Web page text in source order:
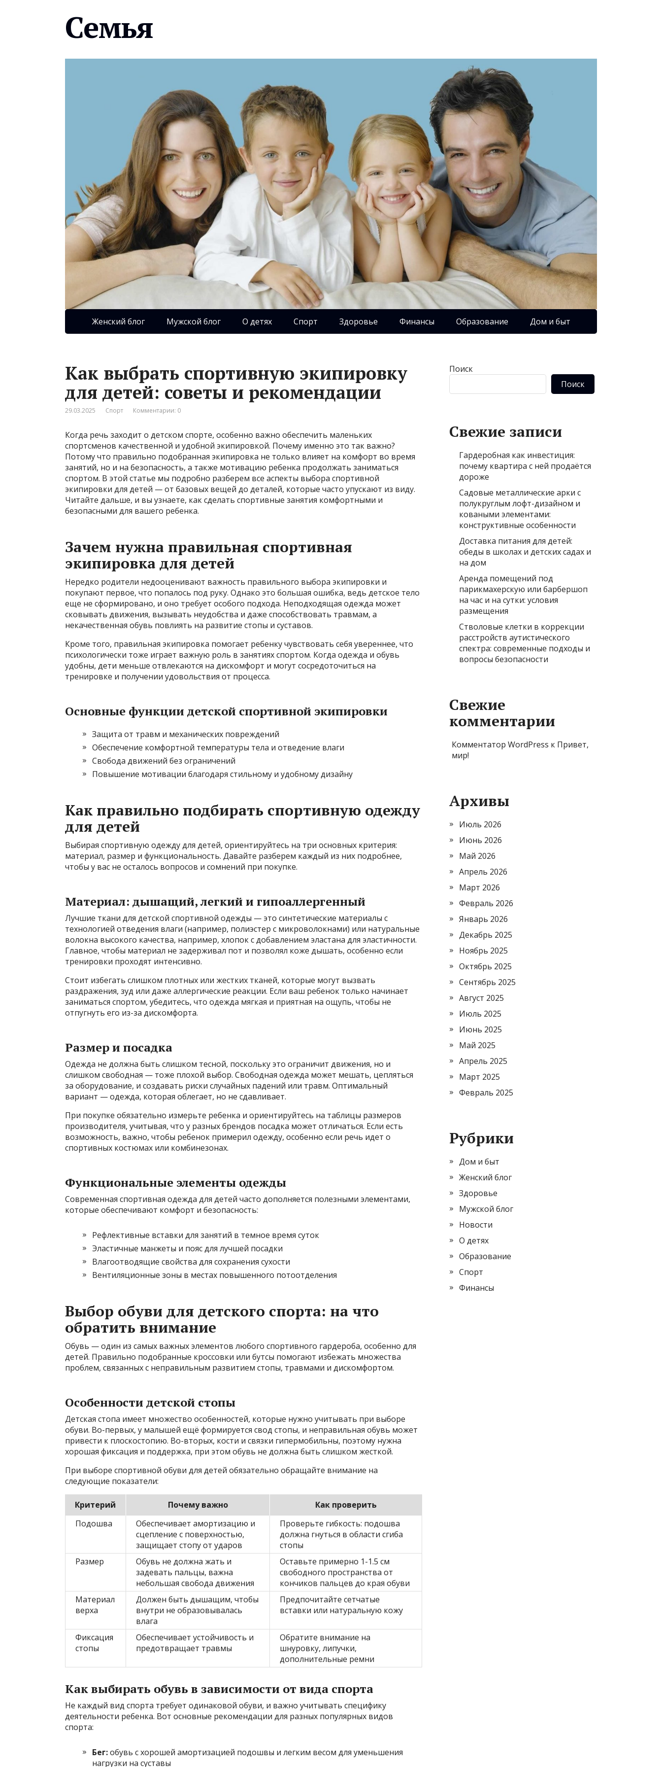
Семья
Женский блог Мужской блог О детях Спорт Здоровье Финансы Образование Дом и быт
Как выбрать спортивную экипировку
для детей: советы и рекомендации
29.03.2025 Спорт Комментарии: 0
Когда речь заходит о детском спорте, особенно важно обеспечить маленьких
спортсменов качественной и удобной экипировкой. Почему именно это так важно?
Потому что правильно подобранная экипировка не только влияет на комфорт во время
занятий, но и на безопасность, а также мотивацию ребенка продолжать заниматься
спортом. В этой статье мы подробно разберем все аспекты выбора спортивной
экипировки для детей — от базовых вещей до деталей, которые часто упускают из виду.
Читайте дальше, и вы узнаете, как сделать спортивные занятия комфортными и
безопасными для вашего ребенка.
Зачем нужна правильная спортивная
экипировка для детей
Нередко родители недооценивают важность правильного выбора экипировки и
покупают первое, что попалось под руку. Однако это большая ошибка, ведь детское тело
еще не сформировано, и оно требует особого подхода. Неподходящая одежда может
сковывать движения, вызывать неудобства и даже способствовать травмам, а
некачественная обувь повлиять на развитие стопы и суставов.
Кроме того, правильная экипировка помогает ребенку чувствовать себя увереннее, что
психологически тоже играет важную роль в занятиях спортом. Когда одежда и обувь
удобны, дети меньше отвлекаются на дискомфорт и могут сосредоточиться на
тренировке и получении удовольствия от процесса.
Основные функции детской спортивной экипировки
Защита от травм и механических повреждений
Обеспечение комфортной температуры тела и отведение влаги
Свобода движений без ограничений
Повышение мотивации благодаря стильному и удобному дизайну
Как правильно подбирать спортивную одежду
для детей
Выбирая спортивную одежду для детей, ориентируйтесь на три основных критерия:
материал, размер и функциональность. Давайте разберем каждый из них подробнее,
чтобы у вас не осталось вопросов и сомнений при покупке.
Материал: дышащий, легкий и гипоаллергенный
Лучшие ткани для детской спортивной одежды — это синтетические материалы с
технологией отведения влаги (например, полиэстер с микроволокнами) или натуральные
волокна высокого качества, например, хлопок с добавлением эластана для эластичности.
Главное, чтобы материал не задерживал пот и позволял коже дышать, особенно если
тренировки проходят интенсивно.
Стоит избегать слишком плотных или жестких тканей, которые могут вызвать
раздражения, зуд или даже аллергические реакции. Если ваш ребенок только начинает
заниматься спортом, убедитесь, что одежда мягкая и приятная на ощупь, чтобы не
отпугнуть его из-за дискомфорта.
Размер и посадка
Одежда не должна быть слишком тесной, поскольку это ограничит движения, но и
слишком свободная — тоже плохой выбор. Свободная одежда может мешать, цепляться
за оборудование, и создавать риски случайных падений или травм. Оптимальный
вариант — одежда, которая облегает, но не сдавливает.
При покупке обязательно измерьте ребенка и ориентируйтесь на таблицы размеров
производителя, учитывая, что у разных брендов посадка может отличаться. Если есть
возможность, важно, чтобы ребенок примерил одежду, особенно если речь идет о
спортивных костюмах или комбинезонах.
Функциональные элементы одежды
Современная спортивная одежда для детей часто дополняется полезными элементами,
которые обеспечивают комфорт и безопасность:
Рефлективные вставки для занятий в темное время суток
Эластичные манжеты и пояс для лучшей посадки
Влагоотводящие свойства для сохранения сухости
Вентиляционные зоны в местах повышенного потоотделения
Выбор обуви для детского спорта: на что
обратить внимание
Обувь — один из самых важных элементов любого спортивного гардероба, особенно для
детей. Правильно подобранные кроссовки или бутсы помогают избежать множества
проблем, связанных с неправильным развитием стопы, травмами и дискомфортом.
Особенности детской стопы
Детская стопа имеет множество особенностей, которые нужно учитывать при выборе
обуви. Во-первых, у малышей ещё формируется свод стопы, и неправильная обувь может
привести к плоскостопию. Во-вторых, кости и связки гипермобильны, поэтому нужна
хорошая фиксация и поддержка, при этом обувь не должна быть слишком жесткой.
При выборе спортивной обуви для детей обязательно обращайте внимание на
следующие показатели:
Критерий Почему важно
Как проверить
Подошва
Обеспечивает амортизацию и
сцепление с поверхностью,
защищает стопу от ударов
Проверьте гибкость: подошва
должна гнуться в области сгиба
стопы
Размер
Обувь не должна жать и
задевать пальцы, важна
небольшая свобода движения
Оставьте примерно 1-1.5 см
свободного пространства от
кончиков пальцев до края обуви
Материал
верха
Должен быть дышащим, чтобы
внутри не образовывалась
влага
Предпочитайте сетчатые
вставки или натуральную кожу
Фиксация
стопы
Обеспечивает устойчивость и
предотвращает травмы
Обратите внимание на
шнуровку, липучки,
дополнительные ремни
Как выбирать обувь в зависимости от вида спорта
Не каждый вид спорта требует одинаковой обуви, и важно учитывать специфику
деятельности ребенка. Вот основные рекомендации для разных популярных видов
спорта:
Бег:обувь с хорошей амортизацией подошвы и легким весом для уменьшения
нагрузки на суставы
Поиск
Поиск
Свежие записи
Гардеробная как инвестиция:
почему квартира с ней продаётся
дороже
Садовые металлические арки с
полукруглым лофт-дизайном и
коваными элементами:
конструктивные особенности
Доставка питания для детей:
обеды в школах и детских садах и
на дом
Аренда помещений под
парикмахерскую или барбершоп
на час и на сутки: условия
размещения
Стволовые клетки в коррекции
расстройств аутистического
спектра: современные подходы и
вопросы безопасности
Свежие
комментарии
Комментатор WordPress к Привет,
мир!
Архивы
Июль 2026
Июнь 2026
Май 2026
Апрель 2026
Март 2026
Февраль 2026
Январь 2026
Декабрь 2025
Ноябрь 2025
Октябрь 2025
Сентябрь 2025
Август 2025
Июль 2025
Июнь 2025
Май 2025
Апрель 2025
Март 2025
Февраль 2025
Рубрики
Дом и быт
Женский блог
Здоровье
Мужской блог
Новости
О детях
Образование
Спорт
Финансы